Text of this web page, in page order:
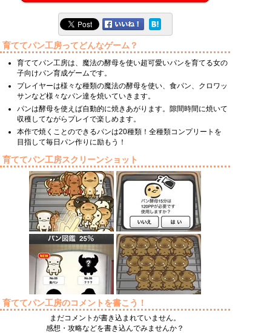
育ててパン工房ってどんなゲーム？
育ててパン工房は、魔法の酵母を使い超可愛いパンを育てる女の
子向けパン育成ゲームです。
プレイヤーは様々な種類の魔法の酵母を使い、食パン、クロワッ
サンなど様々なパン達を焼いていきます。
パンは酵母を使えば自動的に焼きあがります。隙間時間に焼いて
収穫してながらプレイで楽しめます。
本作で焼くことのできるパンは20種類！全種類コンプリートを
目指して毎日パン作りに励もう！
育ててパン工房スクリーンショット
育ててパン工房のコメントを書こう！
まだコメントが書き込まれていません。
感想・攻略などを書き込んでみませんか？